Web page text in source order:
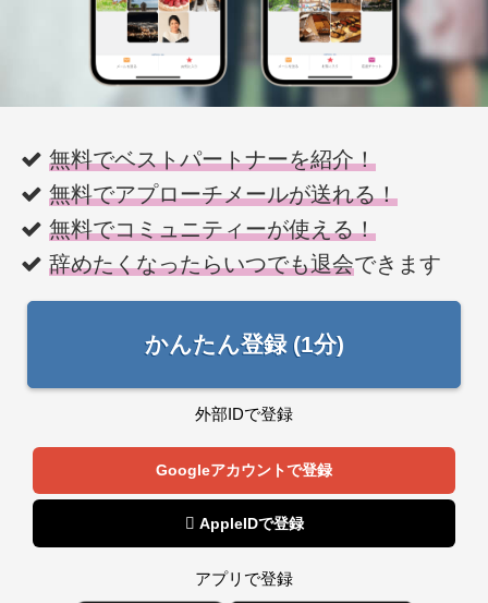
無料でベストパートナーを紹介！
無料でアプローチメールが送れる！
無料でコミュニティーが使える！
辞めたくなったらいつでも退会できます
かんたん登録 (1分)
外部IDで登録
Googleアカウントで登録
 AppleIDで登録
アプリで登録